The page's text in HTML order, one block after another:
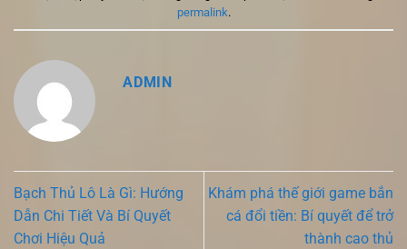
permalink.
ADMIN
Bạch Thủ Lô Là Gì: Hướng
Dẫn Chi Tiết Và Bí Quyết
Chơi Hiệu Quả
Khám phá thế giới game bắn
cá đổi tiền: Bí quyết để trở
thành cao thủ